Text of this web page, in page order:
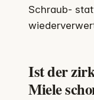
Schraub-
Ist der
Miele